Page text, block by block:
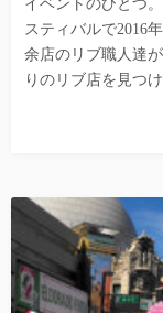
イベントのひとつ
スティバルで2016
余店のリブ職人達
りのリブ店を見つ